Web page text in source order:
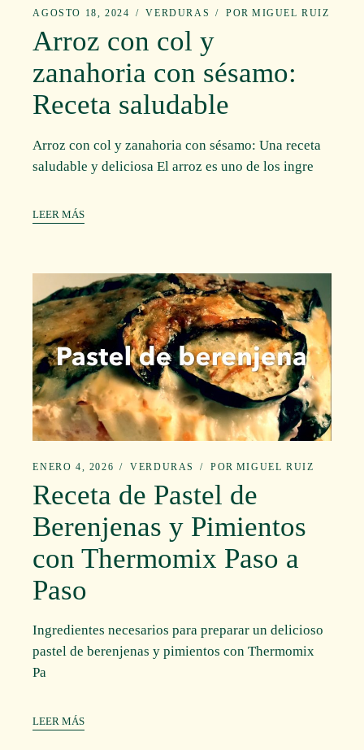
AGOSTO 18, 2024 VERDURAS POR MIGUEL RUIZ
Arroz con col y
zanahoria con sésamo:
Receta saludable
Arroz con col y zanahoria con sésamo: Una receta
saludable y deliciosa El arroz es uno de los ingre
LEER MÁS
ENERO 4, 2026 VERDURAS POR MIGUEL RUIZ
Receta de Pastel de
Berenjenas y Pimientos
con Thermomix Paso a
Paso
Ingredientes necesarios para preparar un delicioso
pastel de berenjenas y pimientos con Thermomix
Pa
LEER MÁS